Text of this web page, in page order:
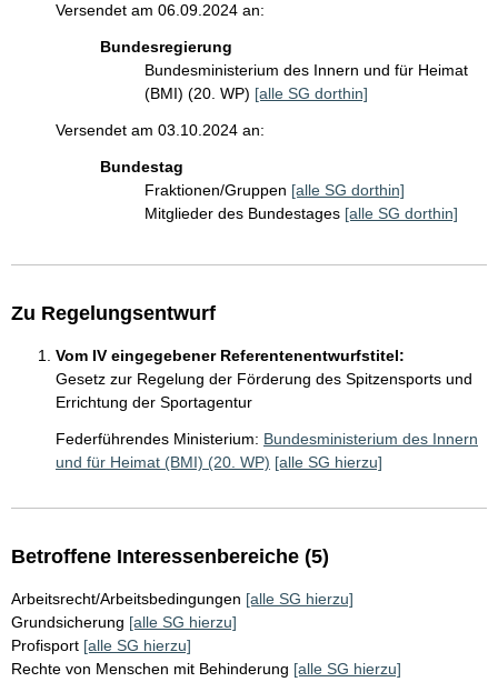
Versendet am 06.09.2024 an:
Bundesregierung
Bundesministerium des Innern und für Heimat
(BMI) (20. WP) [alle SG dorthin]
Versendet am 03.10.2024 an:
Bundestag
Fraktionen/Gruppen [alle SG dorthin]
Mitglieder des Bundestages [alle SG dorthin]
Zu Regelungsentwurf
Vom IV eingegebener Referentenentwurfstitel:
Gesetz zur Regelung der Förderung des Spitzensports und
Errichtung der Sportagentur
Federführendes Ministerium: Bundesministerium des Innern
und für Heimat (BMI) (20. WP) [alle SG hierzu]
Betroffene Interessenbereiche (5)
Arbeitsrecht/Arbeitsbedingungen [alle SG hierzu]
Grundsicherung [alle SG hierzu]
Profisport [alle SG hierzu]
Rechte von Menschen mit Behinderung [alle SG hierzu]